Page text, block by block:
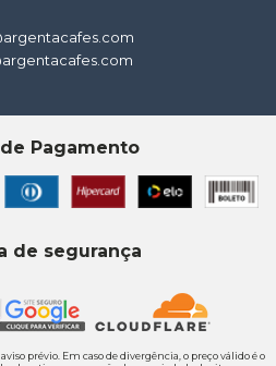
Pagamento
de segurança
prévio. Em caso de divergência, o preço válido é o